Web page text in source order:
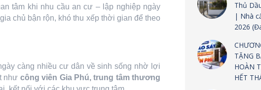
tâm khi nhu cầu an cư – lập nghiệp ngày
chủ bận rộn, khó thu xếp thời gian để theo
càng nhiều cư dân về sinh sống nhờ lợi
như công viên Gia Phú, trung tâm thương
Thủ
| Nhà
2026
TẶNG
HOÀN
HẾT